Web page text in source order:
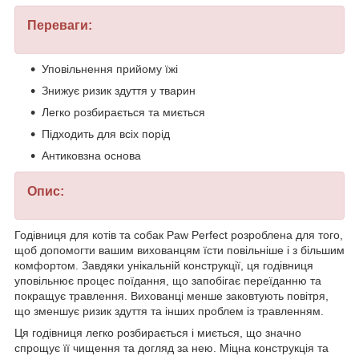
Переваги:
Уповільнення прийому їжі
Знижує ризик здуття у тварин
Легко розбирається та миється
Підходить для всіх порід
Антиковзна основа
Опис:
Годівниця для котів та собак Paw Perfect розроблена для того,
щоб допомогти вашим вихованцям їсти повільніше і з більшим
комфортом. Завдяки унікальній конструкції, ця годівниця
уповільнює процес поїдання, що запобігає переїданню та
покращує травлення. Вихованці менше заковтують повітря,
що зменшує ризик здуття та інших проблем із травленням.
Ця годівниця легко розбирається і миється, що значно
спрощує її чищення та догляд за нею. Міцна конструкція та